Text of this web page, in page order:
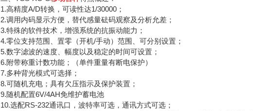
1.高精度A/D转换，可读性达1/30000；
2.调用内码显示方便，替代感量砝码观察及分析允差；
3.特殊的软件技术，增强系统的抗振动能力；
4.零位支持范围、置零（开机/手动）范围、可分别设置；
5.数字滤波的速度、幅度以及稳定的时间可设置；
6.附带称重计数功能；（单件重量有断电保护）
7.多种背光模式可选择；
8.可随机充电；具有欠压指示及保护装置；
9.随机配置6V/4AH免维护蓄电池
10.选配RS-232通讯口，波特率可选，通讯方式可选；